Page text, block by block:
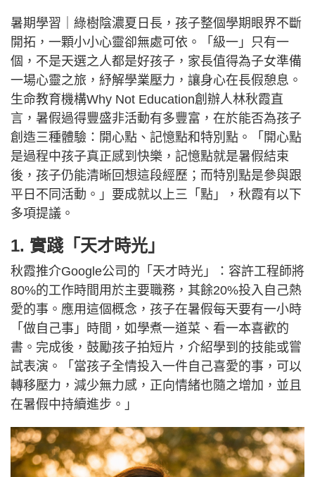
暑期學習｜綠樹陰濃夏日長，孩子整個學期眼界不斷
開拓，一顆小小心靈卻無處可依。「級一」只有一
個，不是天選之人都是好孩子，家長值得為子女準備
一場心靈之旅，紓解學業壓力，讓身心在長假憩息。
生命教育機構Why Not Education創辦人林秋霞直
言，暑假過得豐盛非活動有多豐富，在於能否為孩子
創造三種體驗：開心點、記憶點和特別點。「開心點
是過程中孩子真正感到快樂，記憶點就是暑假結束
後，孩子仍能清晰回想這段經歷；而特別點是參與跟
平日不同活動。」要成就以上三「點」，秋霞有以下
多項提議。
1. 實踐「天才時光」
秋霞推介Google公司的「天才時光」：容許工程師將
80%的工作時間用於主要職務，其餘20%投入自己熱
愛的事。應用這個概念，孩子在暑假每天要有一小時
「做自己事」時間，如學煮一道菜、看一本喜歡的
書。完成後，鼓勵孩子拍短片，介紹學到的技能或嘗
試表演。「當孩子全情投入一件自己喜愛的事，可以
轉移壓力，減少無力感，正向情緒也隨之增加，並且
在暑假中持續進步。」